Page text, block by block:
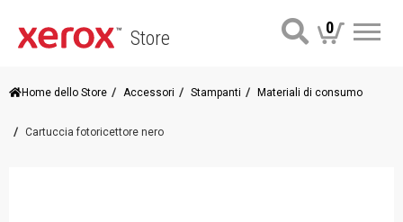
Store 0
Home dello Store Accessori Stampanti Materiali di consumo
Cartuccia fotoricettore nero